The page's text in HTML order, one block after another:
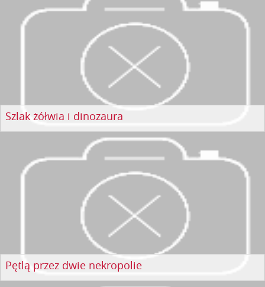
Szlak żółwia i dinozaura
Pętlą przez dwie nekropolie